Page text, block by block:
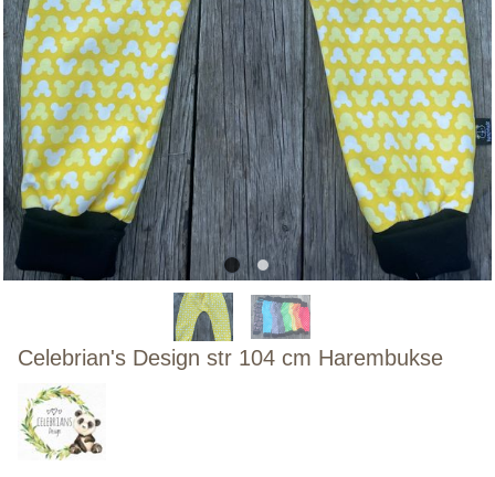
Celebrian's Design str 104 cm Harembukse